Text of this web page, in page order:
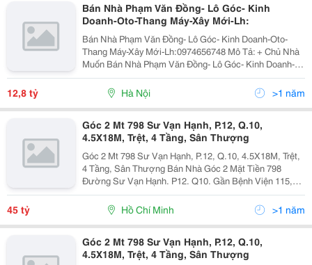
Bán Nhà Phạm Văn Đồng- Lô Góc- Kinh
Doanh-Oto-Thang Máy-Xây Mới-Lh:
Bán Nhà Phạm Văn Đồng- Lô Góc- Kinh Doanh-Oto-
Thang Máy-Xây Mới-Lh:0974656748 Mô Tả: + Chủ Nhà
Muốn Bán Nhà Phạm Văn Đồng- Lô Góc- Kinh Doanh-
Oto-Thang Máy-Xây Mới + Nhà Ngay Cổng Trường Đại
Học Ngoại Ngữ Đại Học Quốc Gia Hà Nội, Khu Vực
Sinh Viên...
12,8 tỷ Hà Nội >1 năm
Góc 2 Mt 798 Sư Vạn Hạnh, P.12, Q.10,
4.5X18M, Trệt, 4 Tầng, Sân Thượng
Góc 2 Mt 798 Sư Vạn Hạnh, P.12, Q.10, 4.5X18M, Trệt,
4 Tầng, Sân Thượng Bán Nhà Góc 2 Mặt Tiền 798
Đường Sư Vạn Hạnh. P12. Q10. Gần Bệnh Viện 115,
Trường Đại Học Ngoại Ngữ... - Diện Tích: 4.5X18M,
Công Nhận 70M2 - Kết Cấu: Trệt, 4 Tầng, Sân...
45 tỷ Hồ Chí Minh >1 năm
Góc 2 Mt 798 Sư Vạn Hạnh, P.12, Q.10,
4.5X18M, Trệt, 4 Tầng, Sân Thượng